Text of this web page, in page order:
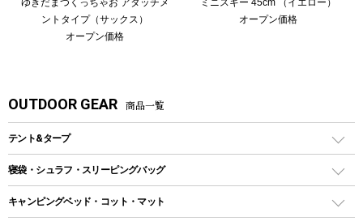
ントタイプ（サックス）
オープン価格
オープン価格
OUTDOOR GEAR 商品一覧
テント&タープ
テント
ツールームテント
寝袋・シュラフ・スリーピングバッグ
レクタングラー型（封筒型）シュラフ
キャンピングベッド・コット・マット